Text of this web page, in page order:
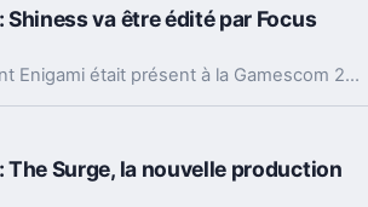
Shiness va être édité par Focus
Le studio indépendant Enigami était présent à la Gamescom 2015 dans le but de dévoiler un nouveau trailer pour Shiness, un RPG en développement depuis pas moins de deux ans et qui a été financé via la célèbre plateforme de financement participatif KickStarter.
The Surge, la nouvelle production